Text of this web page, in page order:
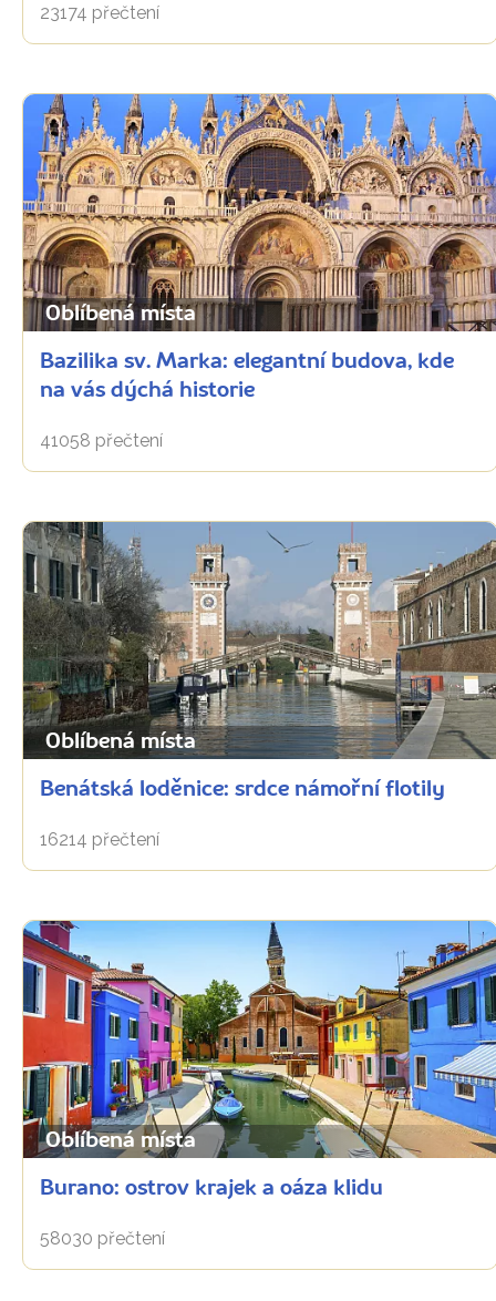
23174 přečtení
Oblíbená místa
Bazilika sv. Marka: elegantní budova, kde
na vás dýchá historie
41058 přečtení
Oblíbená místa
Benátská loděnice: srdce námořní flotily
16214 přečtení
Oblíbená místa
Burano: ostrov krajek a oáza klidu
58030 přečtení